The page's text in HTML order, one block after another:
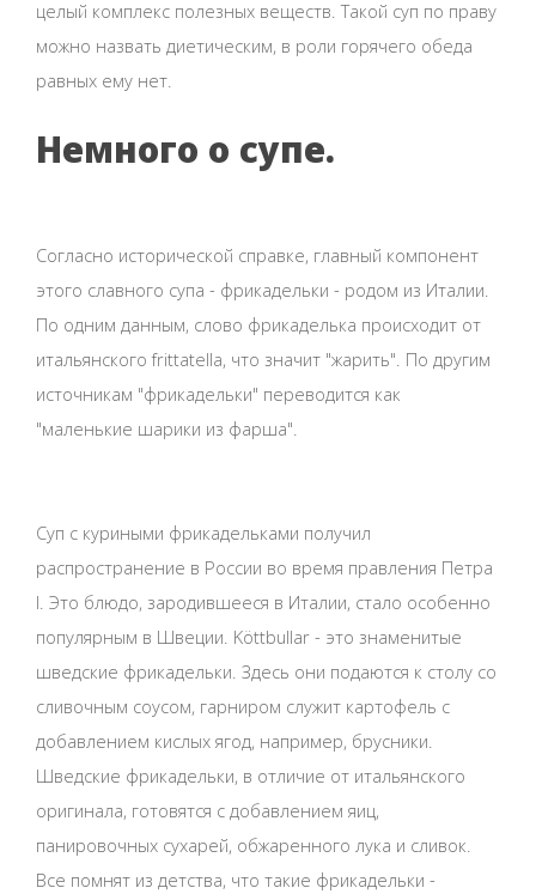
целый комплекс полезных веществ. Такой суп по праву
можно назвать диетическим, в роли горячего обеда
равных ему нет.
Немного о супе.
Согласно исторической справке, главный компонент
этого славного супа - фрикадельки - родом из Италии.
По одним данным, слово фрикаделька происходит от
итальянского frittatella, что значит "жарить". По другим
источникам "фрикадельки" переводится как
"маленькие шарики из фарша".
Суп с куриными фрикадельками получил
распространение в России во время правления Петра
I. Это блюдо, зародившееся в Италии, стало особенно
популярным в Швеции. Köttbullar - это знаменитые
шведские фрикадельки. Здесь они подаются к столу со
сливочным соусом, гарниром служит картофель с
добавлением кислых ягод, например, брусники.
Шведские фрикадельки, в отличие от итальянского
оригинала, готовятся с добавлением яиц,
панировочных сухарей, обжаренного лука и сливок.
Все помнят из детства, что такие фрикадельки -